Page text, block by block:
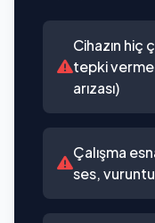
Cihazın hiç
tepki
arızası)
Çalışma
ses,